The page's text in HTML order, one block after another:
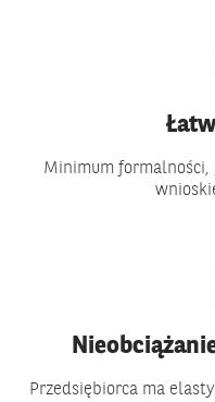
Minimum formalności,
Przedsiębiorca ma